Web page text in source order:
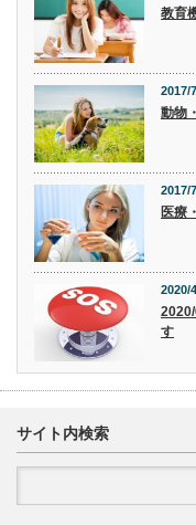
教育
2017/
動物
2017/
医療
2020/
す
サイト内検索